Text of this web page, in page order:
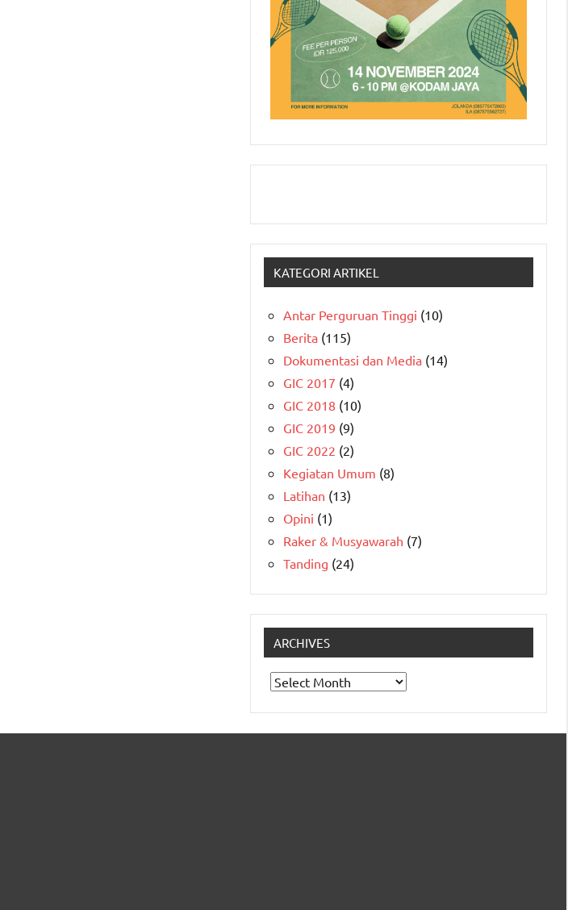
KATEGORI ARTIKEL
Antar Perguruan Tinggi (10)
Berita (115)
Dokumentasi dan Media (14)
GIC 2017 (4)
GIC 2018 (10)
GIC 2019 (9)
GIC 2022 (2)
Kegiatan Umum (8)
Latihan (13)
Opini (1)
Raker & Musyawarah (7)
Tanding (24)
ARCHIVES
Archives